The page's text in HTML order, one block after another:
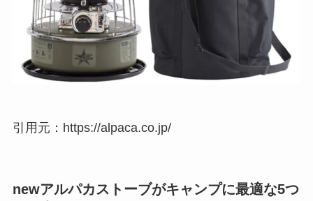
引用元：https://alpaca.co.jp/
newアルパカストーブがキャンプに最適な5つ